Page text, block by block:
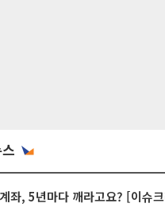
좌, 5년마다 깨라고요? [이슈